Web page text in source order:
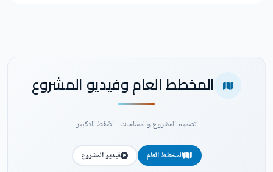
المخطط العام وفيديو المشروع
تصميم المشروع والمساحات - اضغط للتكبير
المخطط العام فيديو المشروع